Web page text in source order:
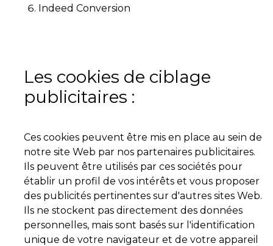
Indeed Conversion
Les cookies de ciblage
publicitaires :
Ces cookies peuvent être mis en place au sein de
notre site Web par nos partenaires publicitaires.
Ils peuvent être utilisés par ces sociétés pour
établir un profil de vos intérêts et vous proposer
des publicités pertinentes sur d'autres sites Web.
Ils ne stockent pas directement des données
personnelles, mais sont basés sur l'identification
unique de votre navigateur et de votre appareil